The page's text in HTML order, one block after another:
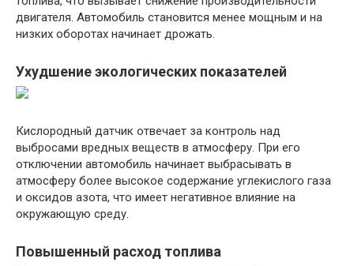
двигателя. Автомобиль становится менее мощным и на
низких оборотах начинает дрожать.
Ухудшение экологических показателей
Кислородный датчик отвечает за контроль над
выбросами вредных веществ в атмосферу. При его
отключении автомобиль начинает выбрасывать в
атмосферу более высокое содержание углекислого газа
и оксидов азота, что имеет негативное влияние на
окружающую среду.
Повышенный расход топлива